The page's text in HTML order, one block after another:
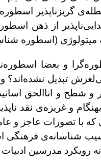
گریزناپذیر
از ذهن
میتولوژی (اسطوره
و بعضا
تبدیل نشده‌اند؟ و
و شطح و اناالحق
و غریزه‌ی نقد
که با تصورات عاجز و
شناسانه‌ی
رویکرد مدرسین